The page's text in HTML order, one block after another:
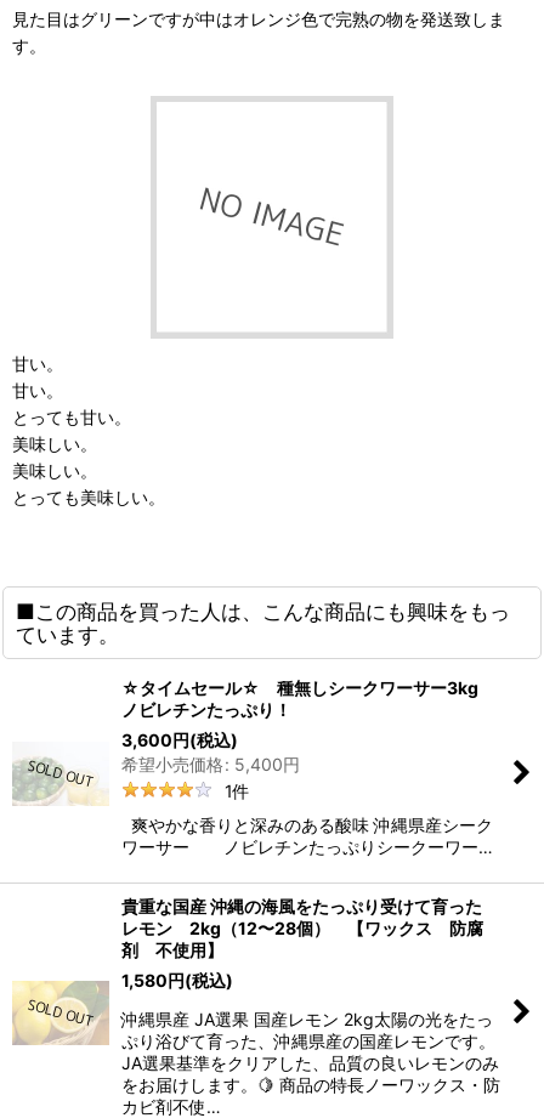
見た目はグリーンですが中はオレンジ色で完熟の物を発送致しま
す。
甘い。
甘い。
とっても甘い。
美味しい。
美味しい。
とっても美味しい。
■この商品を買った人は、こんな商品にも興味をもっ
ています。
☆タイムセール☆ 種無しシークワーサー3kg
ノビレチンたっぷり！
3,600円(税込)
希望小売価格: 5,400円
1件
爽やかな香りと深みのある酸味 沖縄県産シーク
ワーサー ノビレチンたっぷりシークーワー…
貴重な国産 沖縄の海風をたっぷり受けて育った
レモン 2kg（12〜28個） 【ワックス 防腐
剤 不使用】
1,580円(税込)
沖縄県産 JA選果 国産レモン 2kg太陽の光をたっ
ぷり浴びて育った、沖縄県産の国産レモンです。
JA選果基準をクリアした、品質の良いレモンのみ
をお届けします。🍋 商品の特長ノーワックス・防
カビ剤不使…